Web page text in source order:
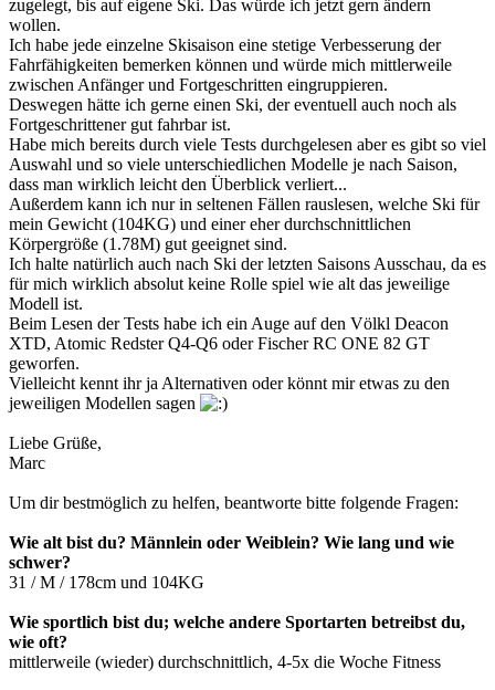
zugelegt, bis auf eigene Ski. Das würde ich jetzt gern ändern
wollen.
Ich habe jede einzelne Skisaison eine stetige Verbesserung der
Fahrfähigkeiten bemerken können und würde mich mittlerweile
zwischen Anfänger und Fortgeschritten eingruppieren.
Deswegen hätte ich gerne einen Ski, der eventuell auch noch als
Fortgeschrittener gut fahrbar ist.
Habe mich bereits durch viele Tests durchgelesen aber es gibt so viel
Auswahl und so viele unterschiedlichen Modelle je nach Saison,
dass man wirklich leicht den Überblick verliert...
Außerdem kann ich nur in seltenen Fällen rauslesen, welche Ski für
mein Gewicht (104KG) und einer eher durchschnittlichen
Körpergröße (1.78M) gut geeignet sind.
Ich halte natürlich auch nach Ski der letzten Saisons Ausschau, da es
für mich wirklich absolut keine Rolle spiel wie alt das jeweilige
Modell ist.
Beim Lesen der Tests habe ich ein Auge auf den Völkl Deacon
XTD, Atomic Redster Q4-Q6 oder Fischer RC ONE 82 GT
geworfen.
Vielleicht kennt ihr ja Alternativen oder könnt mir etwas zu den
jeweiligen Modellen sagen
Liebe Grüße,
Marc
Um dir bestmöglich zu helfen, beantworte bitte folgende Fragen:
Wie alt bist du? Männlein oder Weiblein? Wie lang und wie
schwer?
31 / M / 178cm und 104KG
Wie sportlich bist du; welche andere Sportarten betreibst du,
wie oft?
mittlerweile (wieder) durchschnittlich, 4-5x die Woche Fitness